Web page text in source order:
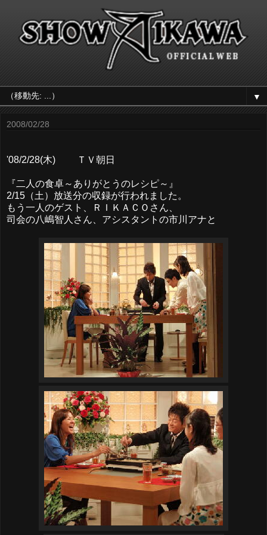
▼
2008/02/28
'08/2/28(木) ＴＶ朝日
『二人の食卓～ありがとうのレシピ～』
2/15（土）放送分の収録が行われました。
もう一人のゲスト、ＲＩＫＡＣＯさん、
司会の八嶋智人さん、アシスタントの市川アナと